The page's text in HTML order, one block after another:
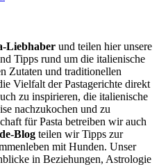
Liebhaber und teilen hier unsere
Tipps rund um die italienische
Zutaten und traditionellen
Vielfalt der Pastagerichte direkt
zu inspirieren, die italienische
nachzukochen und zu
für Pasta betreiben wir auch
Blog teilen wir Tipps zur
mit Hunden. Unser
in Beziehungen, Astrologie